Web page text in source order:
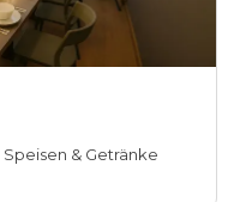
Speisen & Getränke